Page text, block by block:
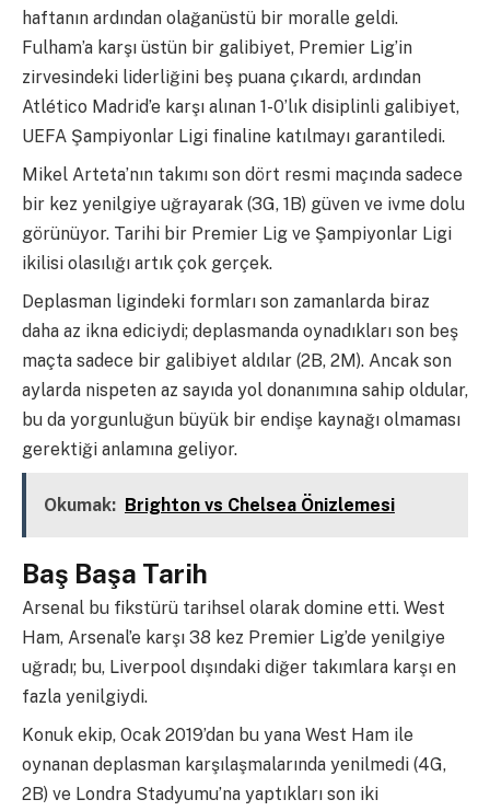
haftanın ardından olağanüstü bir moralle geldi.
Fulham’a karşı üstün bir galibiyet, Premier Lig’in
zirvesindeki liderliğini beş puana çıkardı, ardından
Atlético Madrid’e karşı alınan 1-0’lık disiplinli galibiyet,
UEFA Şampiyonlar Ligi finaline katılmayı garantiledi.
Mikel Arteta’nın takımı son dört resmi maçında sadece
bir kez yenilgiye uğrayarak (3G, 1B) güven ve ivme dolu
görünüyor. Tarihi bir Premier Lig ve Şampiyonlar Ligi
ikilisi olasılığı artık çok gerçek.
Deplasman ligindeki formları son zamanlarda biraz
daha az ikna ediciydi; deplasmanda oynadıkları son beş
maçta sadece bir galibiyet aldılar (2B, 2M). Ancak son
aylarda nispeten az sayıda yol donanımına sahip oldular,
bu da yorgunluğun büyük bir endişe kaynağı olmaması
gerektiği anlamına geliyor.
Okumak: Brighton vs Chelsea Önizlemesi
Baş Başa Tarih
Arsenal bu fikstürü tarihsel olarak domine etti. West
Ham, Arsenal’e karşı 38 kez Premier Lig’de yenilgiye
uğradı; bu, Liverpool dışındaki diğer takımlara karşı en
fazla yenilgiydi.
Konuk ekip, Ocak 2019’dan bu yana West Ham ile
oynanan deplasman karşılaşmalarında yenilmedi (4G,
2B) ve Londra Stadyumu’na yaptıkları son iki